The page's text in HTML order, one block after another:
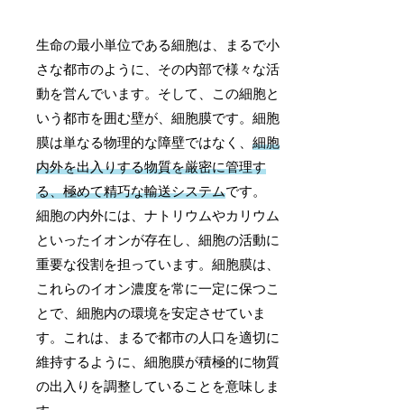
生命の最小単位である細胞は、まるで小
さな都市のように、その内部で様々な活
動を営んでいます。そして、この細胞と
いう都市を囲む壁が、細胞膜です。細胞
膜は単なる物理的な障壁ではなく、細胞
内外を出入りする物質を厳密に管理す
る、極めて精巧な輸送システムです。
細胞の内外には、ナトリウムやカリウム
といったイオンが存在し、細胞の活動に
重要な役割を担っています。細胞膜は、
これらのイオン濃度を常に一定に保つこ
とで、細胞内の環境を安定させていま
す。これは、まるで都市の人口を適切に
維持するように、細胞膜が積極的に物質
の出入りを調整していることを意味しま